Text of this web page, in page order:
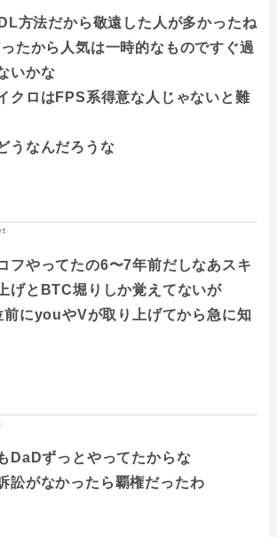
方法だから敬遠した人が多かったね
たから人気は一時的なものですぐ過
いかな
クロはFPS系得意な人じゃないと難
うなんだろうな
フやってたの6〜7年前だしなあスキ
げとBTC堀りしか覚えてないが
前にyouやVが取り上げてから急に知
DaDずっとやってたからな
訟がなかったら覇権だったわ